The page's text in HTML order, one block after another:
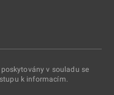
v souladu se
k informacím.